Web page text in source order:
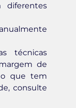
diferentes
técnicas
de
o que tem
consulte